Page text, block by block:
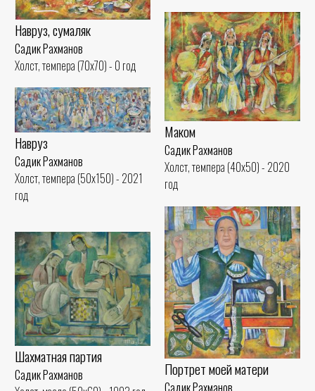
Навруз, сумаляк
Садик Рахманов
Холст, темпера (70x70) - 0 год
Маком
Садик Рахманов
Холст, темпера (40x50) - 2020
год
Навруз
Садик Рахманов
Холст, темпера (50x150) - 2021
год
Портрет моей матери
Садик Рахманов
Шахматная партия
Садик Рахманов